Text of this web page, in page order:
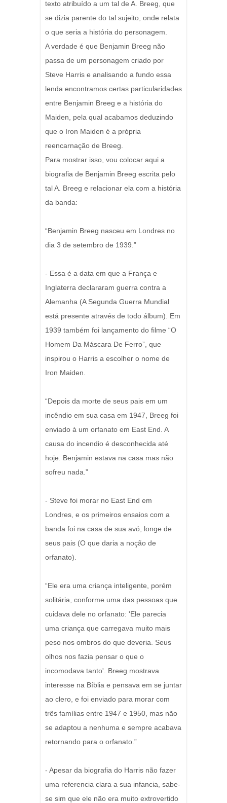
texto atribuído a um tal de A. Breeg, que
se dizia parente do tal sujeito, onde relata
o que seria a história do personagem.
A verdade é que Benjamin Breeg não
passa de um personagem criado por
Steve Harris e analisando a fundo essa
lenda encontramos certas particularidades
entre Benjamin Breeg e a história do
Maiden, pela qual acabamos deduzindo
que o Iron Maiden é a própria
reencarnação de Breeg.
Para mostrar isso, vou colocar aqui a
biografia de Benjamin Breeg escrita pelo
tal A. Breeg e relacionar ela com a história
da banda:
“Benjamin Breeg nasceu em Londres no
dia 3 de setembro de 1939.”
- Essa é a data em que a França e
Inglaterra declararam guerra contra a
Alemanha (A Segunda Guerra Mundial
está presente através de todo álbum). Em
1939 também foi lançamento do filme “O
Homem Da Máscara De Ferro”, que
inspirou o Harris a escolher o nome de
Iron Maiden.
“Depois da morte de seus pais em um
incêndio em sua casa em 1947, Breeg foi
enviado à um orfanato em East End. A
causa do incendio é desconhecida até
hoje. Benjamin estava na casa mas não
sofreu nada.”
- Steve foi morar no East End em
Londres, e os primeiros ensaios com a
banda foi na casa de sua avó, longe de
seus pais (O que daria a noção de
orfanato).
“Ele era uma criança inteligente, porém
solitária, conforme uma das pessoas que
cuidava dele no orfanato: 'Ele parecia
uma criança que carregava muito mais
peso nos ombros do que deveria. Seus
olhos nos fazia pensar o que o
incomodava tanto'. Breeg mostrava
interesse na Bíblia e pensava em se juntar
ao clero, e foi enviado para morar com
três famílias entre 1947 e 1950, mas não
se adaptou a nenhuma e sempre acabava
retornando para o orfanato.”
- Apesar da biografia do Harris não fazer
uma referencia clara a sua infancia, sabe-
se sim que ele não era muito extrovertido